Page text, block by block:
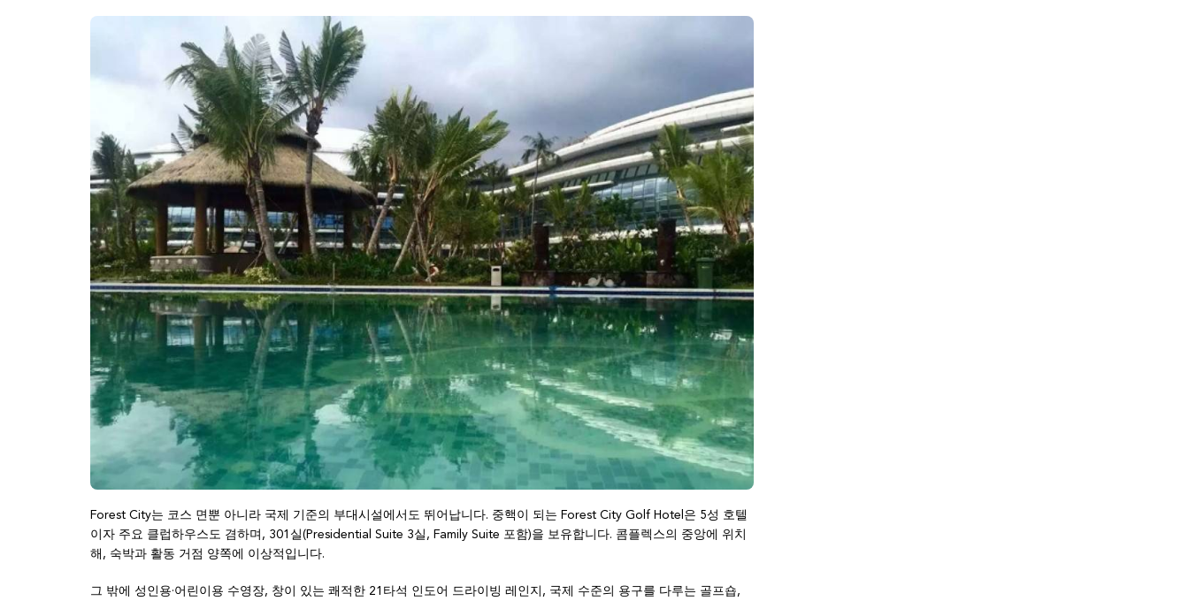
Forest City는 코스 면뿐 아니라 국제 기준의 부대시설에서도 뛰어납니다. 중핵이 되는 Forest City Golf Hotel은 5성 호텔
이자 주요 클럽하우스도 겸하며, 301실(Presidential Suite 3실, Family Suite 포함)을 보유합니다. 콤플렉스의 중앙에 위치
해, 숙박과 활동 거점 양쪽에 이상적입니다.
그 밖에 성인용·어린이용 수영장, 창이 있는 쾌적한 21타석 인도어 드라이빙 레인지, 국제 수준의 용구를 다루는 골프숍,